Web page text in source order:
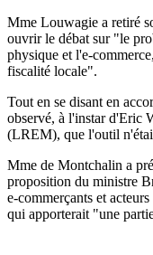
Mme Louwagie a retiré
ouvrir le débat sur "le
physique et l'e-
fiscalité locale".
Tout en se disant en
observé, à l'instar d'Eric
(LREM), que l'outil
Mme de Montchalin a
proposition du ministre
e-commerçants et
qui apporterait "une